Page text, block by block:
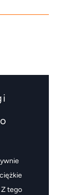
Z tego